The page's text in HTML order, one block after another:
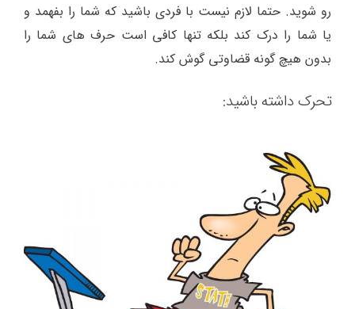
رو شوید. حتما لازم نیست با فردی باشید که شما را بفهمد و
یا شما را درک کند بلکه تنها کافی است حرف های شما را
بدون هیچ گونه قضاوتی گوش کند.
تحرک داشته باشید: